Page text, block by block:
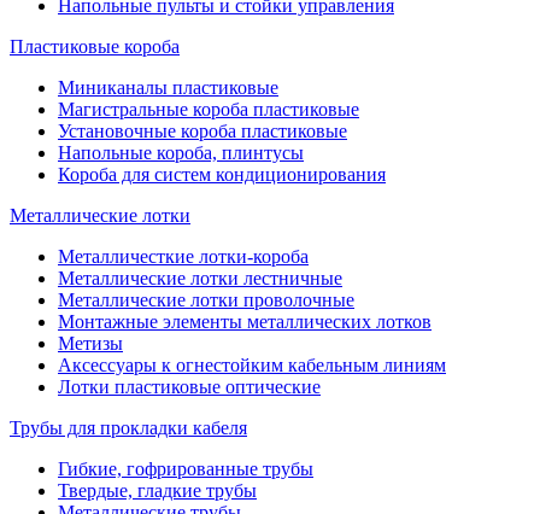
Напольные пульты и стойки управления
Пластиковые короба
Миниканалы пластиковые
Магистральные короба пластиковые
Установочные короба пластиковые
Напольные короба, плинтусы
Короба для систем кондиционирования
Металлические лотки
Металличесткие лотки-короба
Металлические лотки лестничные
Металлические лотки проволочные
Монтажные элементы металлических лотков
Метизы
Аксессуары к огнестойким кабельным линиям
Лотки пластиковые оптические
Трубы для прокладки кабеля
Гибкие, гофрированные трубы
Твердые, гладкие трубы